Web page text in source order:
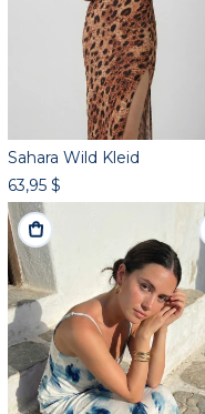
Sahara Wild Kleid
63,95 $